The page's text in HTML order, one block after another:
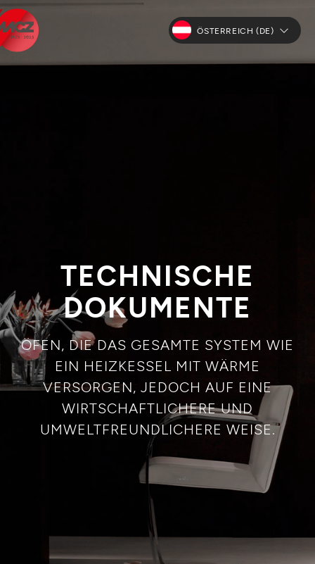
ÖSTERREICH (DE)
TECHNISCHE
DOKUMENTE
ÖFEN, DIE DAS GESAMTE SYSTEM WIE
EIN HEIZKESSEL MIT WÄRME
VERSORGEN, JEDOCH AUF EINE
WIRTSCHAFTLICHERE UND
UMWELTFREUNDLICHERE WEISE.